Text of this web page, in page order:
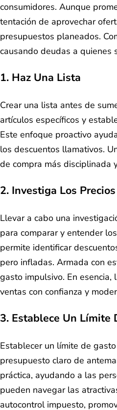
consumidores. Aunque
tentación de aprovechar
presupuestos planeados.
causando deudas a quienes
1. Haz Una Lista
Crear una lista antes de
artículos específicos y
Este enfoque proactivo
los descuentos llamativos.
de compra más disciplinada
2. Investiga Los
Llevar a cabo una
para comparar y entender
permite identificar
pero infladas. Armada con
gasto impulsivo. En
ventas con confianza y
3. Establece Un Límite
Establecer un límite de
presupuesto claro de
práctica, ayudando a las
pueden navegar las
autocontrol impuesto,